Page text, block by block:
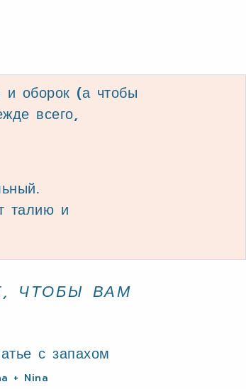
и оборок (а чтобы
всего,
талию и
ЧТОБЫ ВАМ
+ Nina